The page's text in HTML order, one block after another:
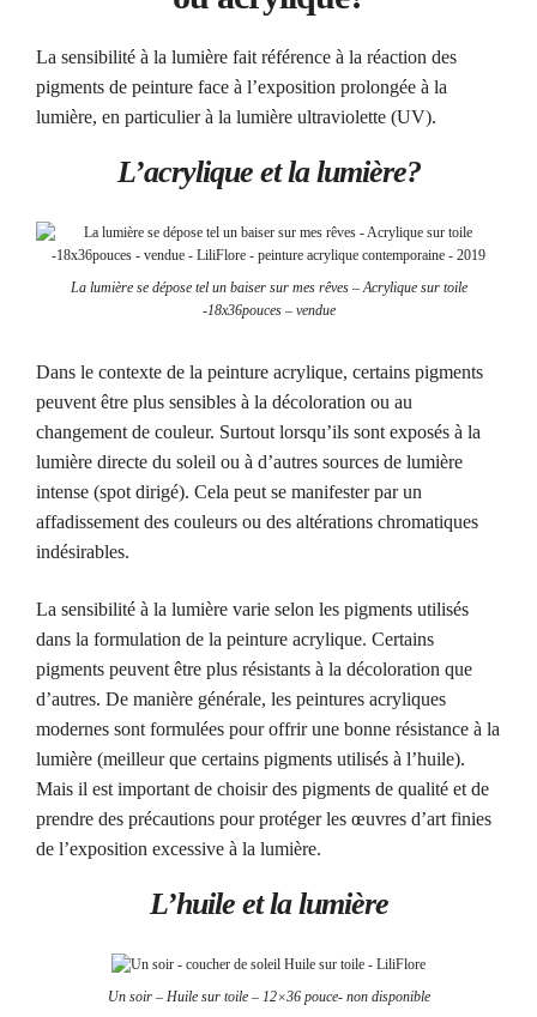
La sensibilité à la lumière fait référence à la réaction des
pigments de peinture face à l’exposition prolongée à la
lumière, en particulier à la lumière ultraviolette (UV).
L’acrylique et la lumière?
La lumière se dépose tel un baiser sur mes rêves – Acrylique sur toile
-18x36pouces – vendue
Dans le contexte de la peinture acrylique, certains pigments
peuvent être plus sensibles à la décoloration ou au
changement de couleur. Surtout lorsqu’ils sont exposés à la
lumière directe du soleil ou à d’autres sources de lumière
intense (spot dirigé). Cela peut se manifester par un
affadissement des couleurs ou des altérations chromatiques
indésirables.
La sensibilité à la lumière varie selon les pigments utilisés
dans la formulation de la peinture acrylique. Certains
pigments peuvent être plus résistants à la décoloration que
d’autres. De manière générale, les peintures acryliques
modernes sont formulées pour offrir une bonne résistance à la
lumière (meilleur que certains pigments utilisés à l’huile).
Mais il est important de choisir des pigments de qualité et de
prendre des précautions pour protéger les œuvres d’art finies
de l’exposition excessive à la lumière.
L’huile et la lumière
Un soir – Huile sur toile – 12×36 pouce- non disponible